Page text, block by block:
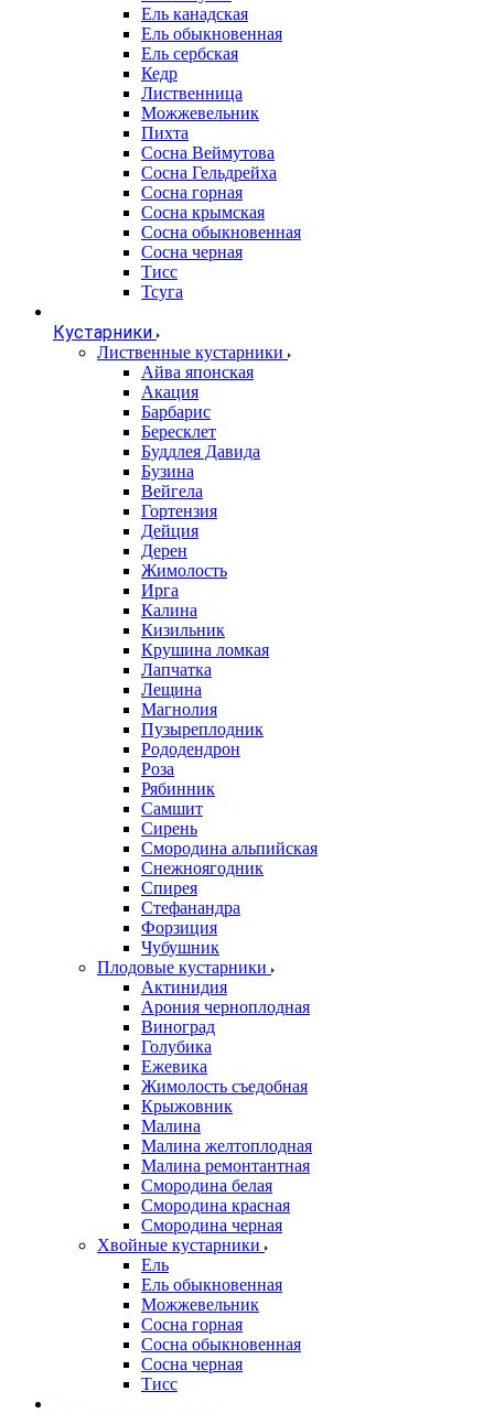
Ель канадская
Ель обыкновенная
Ель сербская
Кедр
Лиственница
Можжевельник
Пихта
Сосна Веймутова
Сосна Гельдрейха
Сосна горная
Сосна крымская
Сосна обыкновенная
Сосна черная
Тисс
Тсуга
Кустарники
Лиственные кустарники
Айва японская
Акация
Барбарис
Бересклет
Буддлея Давида
Бузина
Вейгела
Гортензия
Дейция
Дерен
Жимолость
Ирга
Калина
Кизильник
Крушина ломкая
Лапчатка
Лещина
Магнолия
Пузыреплодник
Рододендрон
Роза
Рябинник
Самшит
Сирень
Смородина альпийская
Снежноягодник
Спирея
Стефанандра
Форзиция
Чубушник
Плодовые кустарники
Актинидия
Арония черноплодная
Виноград
Голубика
Ежевика
Жимолость съедобная
Крыжовник
Малина
Малина желтоплодная
Малина ремонтантная
Смородина белая
Смородина красная
Смородина черная
Хвойные кустарники
Ель
Ель обыкновенная
Можжевельник
Сосна горная
Сосна обыкновенная
Сосна черная
Тисс